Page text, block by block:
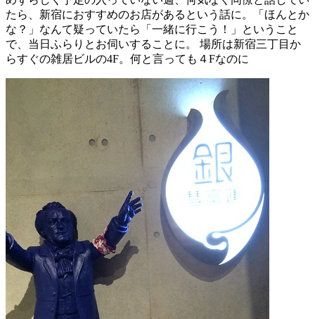
たら、新宿におすすめのお店があるという話に。「ほんとか
な？」なんて疑っていたら「一緒に行こう！」ということ
で、当日ふらりとお伺いすることに。 場所は新宿三丁目か
らすぐの雑居ビルの4F。何と言っても４Fなのに